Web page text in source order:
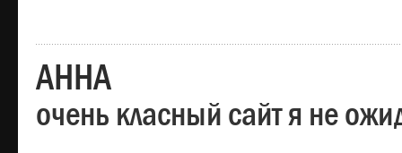
АННА
очень класный сайт я не